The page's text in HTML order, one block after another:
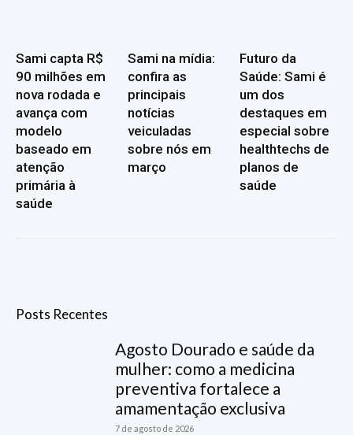
Sami capta R$
90 milhões em
nova rodada e
avança com
modelo
baseado em
atenção
primária à
saúde
Sami na mídia:
confira as
principais
notícias
veiculadas
sobre nós em
março
Futuro da
Saúde: Sami é
um dos
destaques em
especial sobre
healthtechs de
planos de
saúde
Posts Recentes
Agosto Dourado e saúde da
mulher: como a medicina
preventiva fortalece a
amamentação exclusiva
7 de agosto de 2026